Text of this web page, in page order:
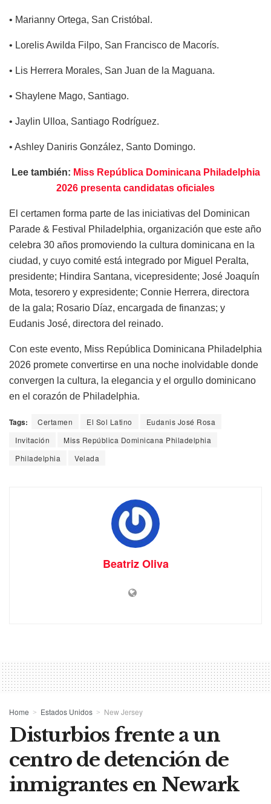
• Marianny Ortega, San Cristóbal.
• Lorelis Awilda Filpo, San Francisco de Macorís.
• Lis Herrera Morales, San Juan de la Maguana.
• Shaylene Mago, Santiago.
• Jaylin Ulloa, Santiago Rodríguez.
• Ashley Daniris González, Santo Domingo.
Lee también: Miss República Dominicana Philadelphia
2026 presenta candidatas oficiales
El certamen forma parte de las iniciativas del Dominican
Parade & Festival Philadelphia, organización que este año
celebra 30 años promoviendo la cultura dominicana en la
ciudad, y cuyo comité está integrado por Miguel Peralta,
presidente; Hindira Santana, vicepresidente; José Joaquín
Mota, tesorero y expresidente; Connie Herrera, directora
de la gala; Rosario Díaz, encargada de finanzas; y
Eudanis José, directora del reinado.
Con este evento, Miss República Dominicana Philadelphia
2026 promete convertirse en una noche inolvidable donde
convergen la cultura, la elegancia y el orgullo dominicano
en el corazón de Philadelphia.
Tags: Certamen El Sol Latino
Eudanis José Rosa
Invitación
Miss República Dominicana Philadelphia
Philadelphia
Velada
Beatriz Oliva
Home Estados Unidos New Jersey
Disturbios frente a un
centro de detención de
inmigrantes en Newark